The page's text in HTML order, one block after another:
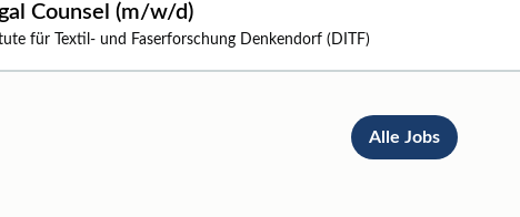
Counsel (m/w/d)
für Textil- und Faserforschung Denkendorf (DITF)
Alle Jobs